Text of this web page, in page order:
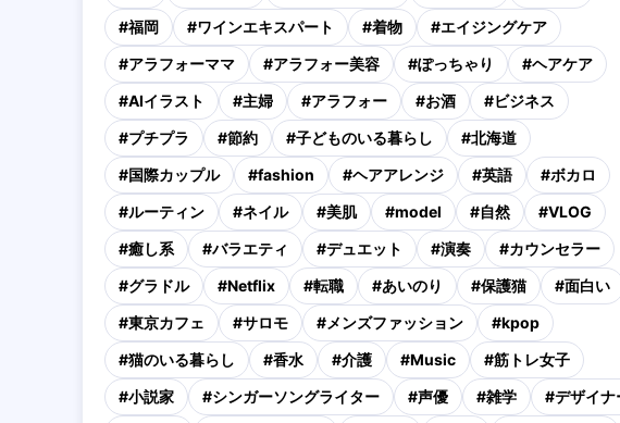
#福岡 #ワインエキスパート #着物 #エイジングケア
#アラフォーママ #アラフォー美容 #ぽっちゃり #ヘアケア
#AIイラスト #主婦 #アラフォー #お酒 #ビジネス
#プチプラ #節約 #子どものいる暮らし #北海道
#国際カップル #fashion #ヘアアレンジ #英語 #ボカロ
#ルーティン #ネイル #美肌 #model #自然 #VLOG
#癒し系 #バラエティ #デュエット #演奏 #カウンセラー
#グラドル #Netflix #転職 #あいのり #保護猫 #面白い
#東京カフェ #サロモ #メンズファッション #kpop
#猫のいる暮らし #香水 #介護 #Music #筋トレ女子
#小説家 #シンガーソングライター #声優 #雑学 #デザイナ